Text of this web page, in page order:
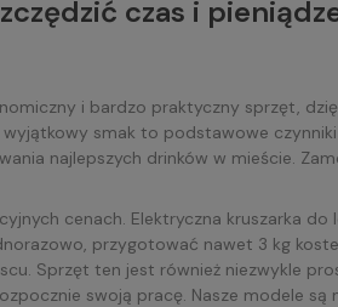
czas i
i bardzo praktyczny sprzęt,
smak to podstawowe
najlepszych drinków w mieście.
cenach. Elektryczna kruszarka
przygotować nawet 3 kg
Sprzęt ten jest również niezwykle
swoją pracę. Nasze modele